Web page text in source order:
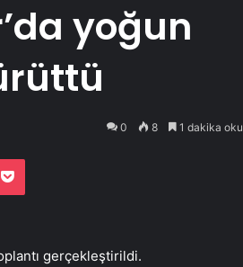
yoğun
0 8 1 dakika
Pocket
gerçekleştirildi.